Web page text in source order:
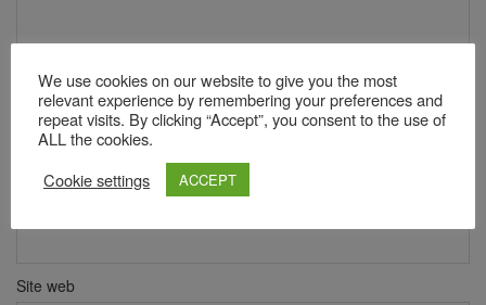
Nume*
Site web
We use cookies on our website to give you the most
relevant experience by remembering your preferences and
repeat visits. By clicking “Accept”, you consent to the use of
ALL the cookies.
Cookie settings
ACCEPT